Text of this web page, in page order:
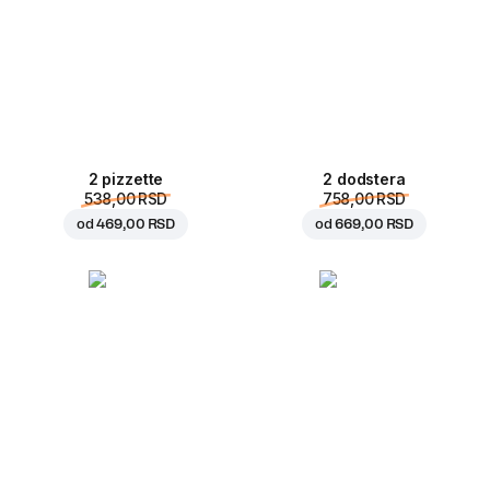
2 pizzette
538,00 RSD
od469,00 RSD
2 dodstera
758,00 RSD
od669,00 RSD